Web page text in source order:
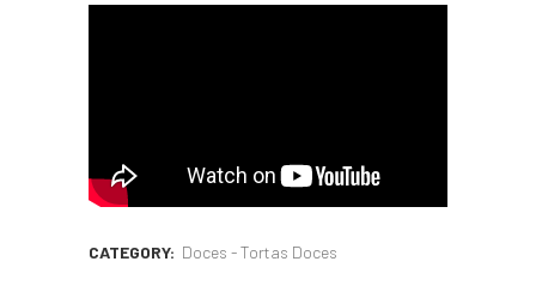
CATEGORY: Doces - Tortas Doces